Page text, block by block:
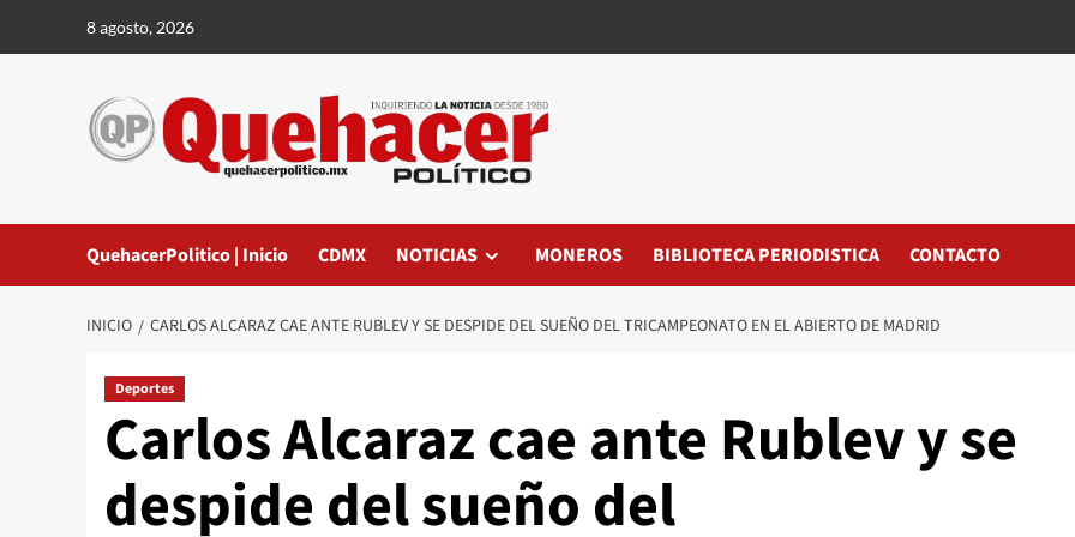
8 agosto, 2026
QuehacerPolitico | Inicio CDMX NOTICIAS MONEROS BIBLIOTECA PERIODISTICA CONTACTO
INICIO CARLOS ALCARAZ CAE ANTE RUBLEV Y SE DESPIDE DEL SUEÑO DEL TRICAMPEONATO EN EL ABIERTO DE MADRID
Deportes
Carlos Alcaraz cae ante Rublev y se
despide del sueño del